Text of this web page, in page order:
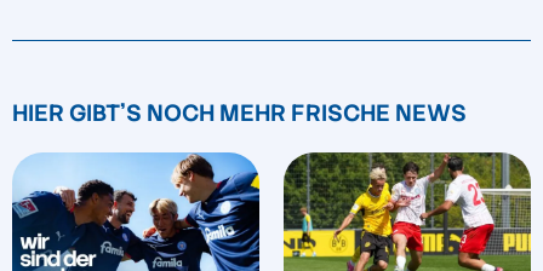
HIER GIBT'S NOCH MEHR FRISCHE NEWS